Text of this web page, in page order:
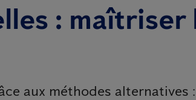
: maîtriser
aux méthodes